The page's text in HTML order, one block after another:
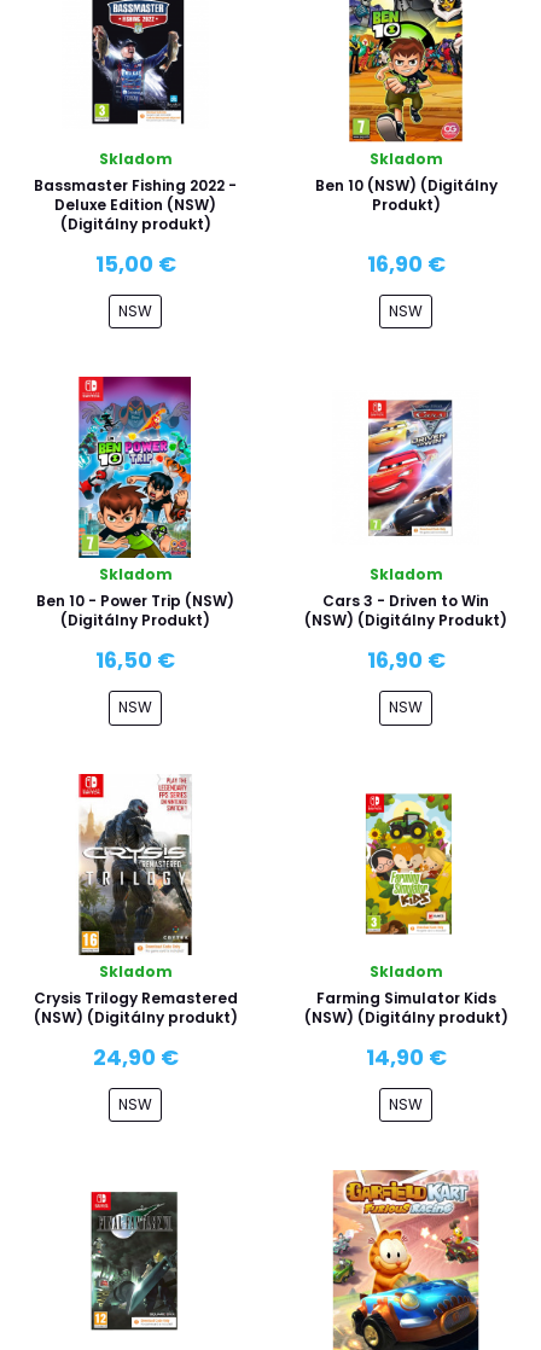
Skladom
Bassmaster Fishing 2022 -
Deluxe Edition (NSW)
(Digitálny produkt)
15,00 €
NSW
Skladom
Ben 10 (NSW) (Digitálny
Produkt)
16,90 €
NSW
Skladom
Ben 10 - Power Trip (NSW)
(Digitálny Produkt)
16,50 €
NSW
Skladom
Cars 3 - Driven to Win
(NSW) (Digitálny Produkt)
16,90 €
NSW
Skladom
Crysis Trilogy Remastered
(NSW) (Digitálny produkt)
24,90 €
NSW
Skladom
Farming Simulator Kids
(NSW) (Digitálny produkt)
14,90 €
NSW